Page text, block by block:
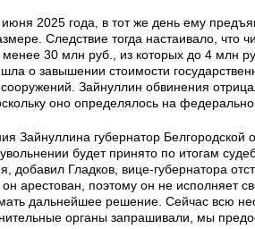
2025 года, в тот же день ему
Следствие тогда настаивало, что
30 млн руб., из которых до 4 млн
о завышении стоимости
Зайнуллин обвинения
оно определялось на
Зайнуллина губернатор Белгородской
будет принято по итогам
добавил Гладков, вице-губернатора
арестован, поэтому он не исполняет
дальнейшее решение. Сейчас всю
органы запрашивали, мы